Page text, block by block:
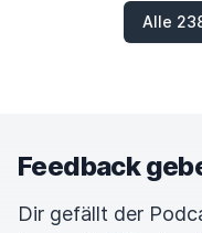
Alle
Feedback
Dir gefällt der